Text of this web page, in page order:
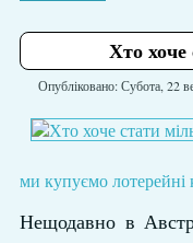
Хто хоче
Опубліковано: Субота, 22
ми купуємо лотерейні
Нещодавно в